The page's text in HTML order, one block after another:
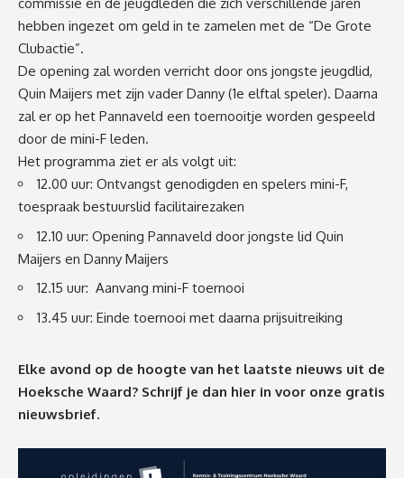
commissie en de jeugdleden die zich verschillende jaren
hebben ingezet om geld in te zamelen met de “De Grote
Clubactie”.
De opening zal worden verricht door ons jongste jeugdlid,
Quin Maijers met zijn vader Danny (1e elftal speler). Daarna
zal er op het Pannaveld een toernooitje worden gespeeld
door de mini-F leden.
Het programma ziet er als volgt uit:
12.00 uur: Ontvangst genodigden en spelers mini-F,
toespraak bestuurslid facilitairezaken
12.10 uur: Opening Pannaveld door jongste lid Quin
Maijers en Danny Maijers
12.15 uur: Aanvang mini-F toernooi
13.45 uur: Einde toernooi met daarna prijsuitreiking
Elke avond op de hoogte van het laatste nieuws uit de
Hoeksche Waard? Schrijf je dan hier in voor onze gratis
nieuwsbrief.